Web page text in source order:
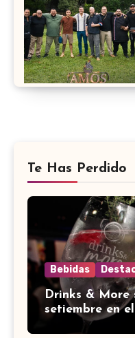
Te Has Perdido
Bebidas
Drinks & More
setiembre en